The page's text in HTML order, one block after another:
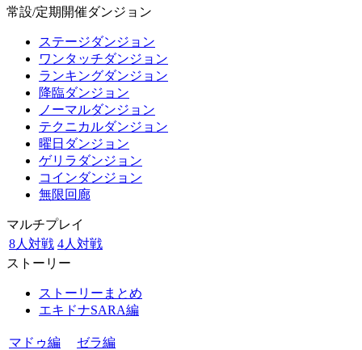
常設/定期開催ダンジョン
ステージダンジョン
ワンタッチダンジョン
ランキングダンジョン
降臨ダンジョン
ノーマルダンジョン
テクニカルダンジョン
曜日ダンジョン
ゲリラダンジョン
コインダンジョン
無限回廊
マルチプレイ
8人対戦 4人対戦
ストーリー
ストーリーまとめ
エキドナSARA編
マドゥ編
ゼラ編